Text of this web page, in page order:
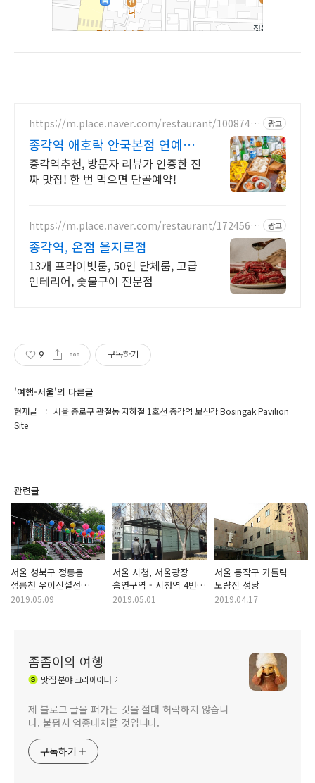
https://m.place.naver.com/restaurant/1008743
광고
종각역 애호락 안국본점 연예인
이 반한 화제의 식당!
종각역추천, 방문자 리뷰가 인증한 진
짜 맛집! 한 번 먹으면 단골예약!
https://m.place.naver.com/restaurant/1724563
광고
종각역, 온점 을지로점
13개 프라이빗룸, 50인 단체룸, 고급
인테리어, 숯불구이 전문점
9 구독하기
'여행-서울'의 다른글
현재글
서울 종로구 관철동 지하철 1호선 종각역 보신각 Bosingak Pavilion
Site
관련글
서울 성북구 정릉동
정릉천 우이신설선
북한산보국문역 불교 절
2019.05.09
서울 시청, 서울광장
흡연구역 - 시청역 4번
출구
2019.05.01
서울 동작구 가톨릭
노량진 성당
2019.04.17
좀좀이의 여행
맛집분야 크리에이터
제 블로그 글을 퍼가는 것을 절대 허락하지 않습니
다. 불펌시 엄중대처할 것입니다.
구독하기